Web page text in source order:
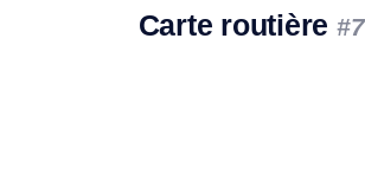
Carte routière #7